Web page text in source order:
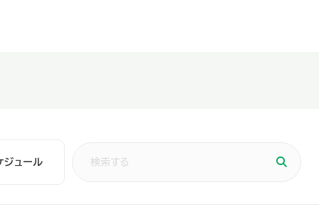
ジュール